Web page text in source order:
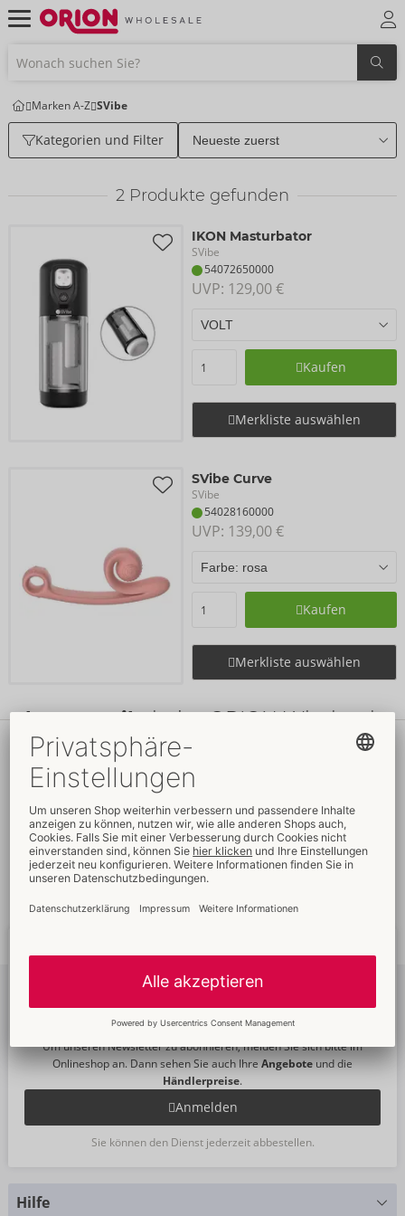
Marken A-Z SVibe
Kategorien und Filter
2 Produkte gefunden
IKON Masturbator
SVibe
54072650000
UVP: 129,00 €
Kaufen
Merkliste auswählen
SVibe Curve
SVibe
54028160000
UVP: 139,00 €
Kaufen
Merkliste auswählen
Ihre Vorteilebeim ORION Wholesale
Faire Preise
Verkaufsfördernde
Verpackungen
Umfassender
Kundenservice
Schnelleweltweite
Newsletterabonnieren
Um unseren Newsletter zu abonnieren, melden Sie sich bitte im
Onlineshop an. Dann sehen Sie auch IhreAngeboteund die
Händlerpreise.
Anmelden
Sie können den Dienst jederzeit abbestellen.
Hilfe